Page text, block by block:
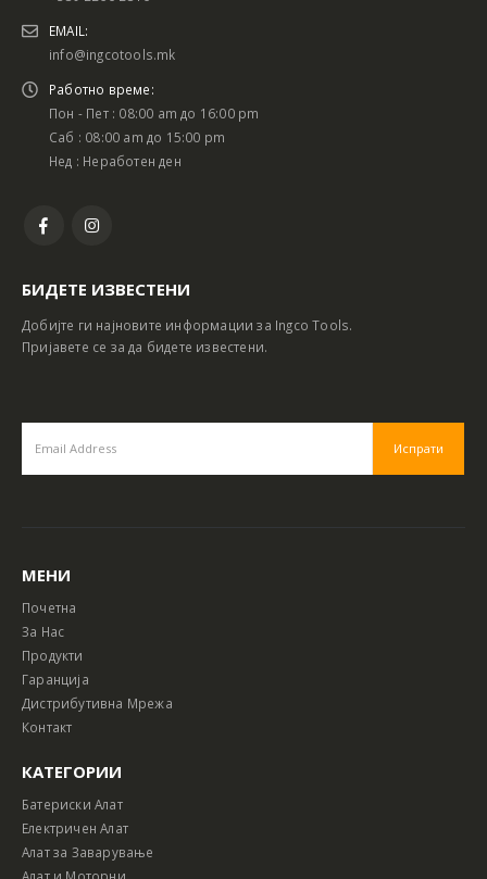
EMAIL:
info@ingcotools.mk
Работно време:
Пон - Пет : 08:00 am до 16:00 pm
Саб : 08:00 am до 15:00 pm
Нед : Неработен ден
БИДЕТЕ ИЗВЕСТЕНИ
Добијте ги најновите информации за Ingco Tools.
Пријавете се за да бидете известени.
МЕНИ
Почетна
За Нас
Продукти
Гаранција
Дистрибутивна Мрежа
Контакт
КАТЕГОРИИ
Батериски Алат
Електричен Алат
Алат за Заварување